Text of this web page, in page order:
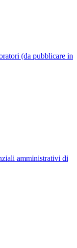
(da pubblicare in
amministrativi di